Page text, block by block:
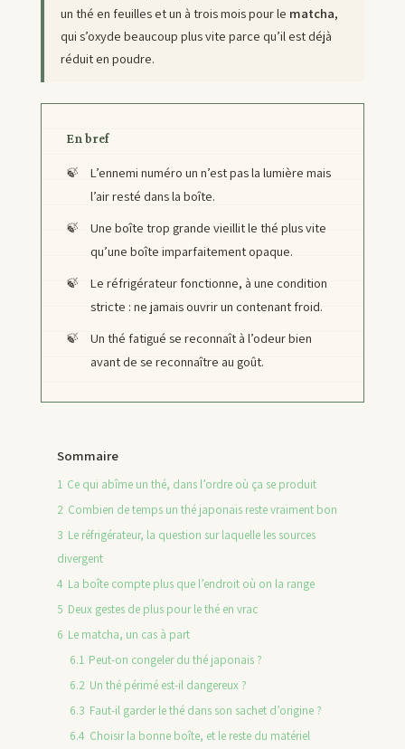
un thé en feuilles et un à trois mois pour le matcha,
qui s’oxyde beaucoup plus vite parce qu’il est déjà
réduit en poudre.
En bref
L’ennemi numéro un n’est pas la lumière mais
l’air resté dans la boîte.
Une boîte trop grande vieillit le thé plus vite
qu’une boîte imparfaitement opaque.
Le réfrigérateur fonctionne, à une condition
stricte : ne jamais ouvrir un contenant froid.
Un thé fatigué se reconnaît à l’odeur bien
avant de se reconnaître au goût.
Sommaire
1 Ce qui abîme un thé, dans l’ordre où ça se produit
2 Combien de temps un thé japonais reste vraiment bon
3 Le réfrigérateur, la question sur laquelle les sources
divergent
4 La boîte compte plus que l’endroit où on la range
5 Deux gestes de plus pour le thé en vrac
6 Le matcha, un cas à part
6.1 Peut-on congeler du thé japonais ?
6.2 Un thé périmé est-il dangereux ?
6.3 Faut-il garder le thé dans son sachet d’origine ?
6.4 Choisir la bonne boîte, et le reste du matériel